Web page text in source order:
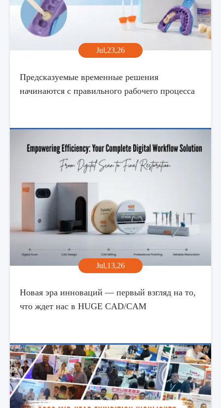
Jul,23,26
Предсказуемые временные решения
начинаются с правильного рабочего процесса
Jul,13,26
Новая эра инноваций — первый взгляд на то,
что ждет нас в HUGE CAD/CAM